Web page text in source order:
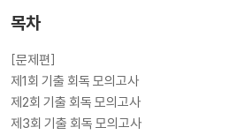
목차
[문제편]
제1회 기출 회독 모의고사
제2회 기출 회독 모의고사
제3회 기출 회독 모의고사